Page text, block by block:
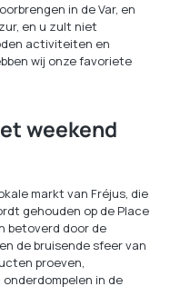
in de Var, en
en u zult niet
activiteiten en
wij onze favoriete
weekend
markt van Fréjus, die
gehouden op de Place
betoverd door de
de bruisende sfeer van
proeven,
in de